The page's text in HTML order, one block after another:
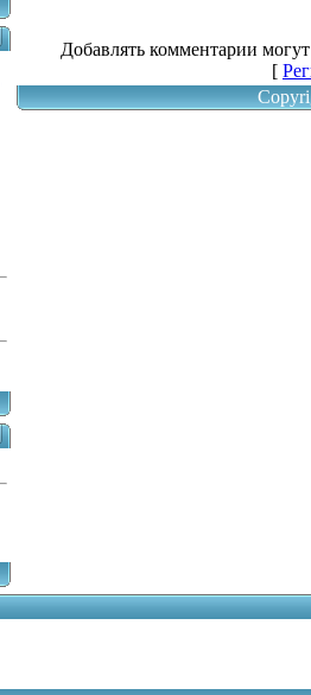
Добавлять комментарии
[